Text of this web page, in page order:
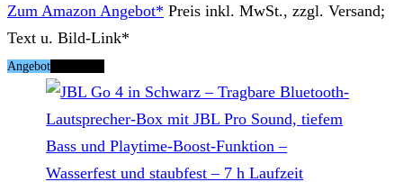
Zum Amazon Angebot* Preis inkl. MwSt., zzgl. Versand;
Text u. Bild-Link*
Angebot